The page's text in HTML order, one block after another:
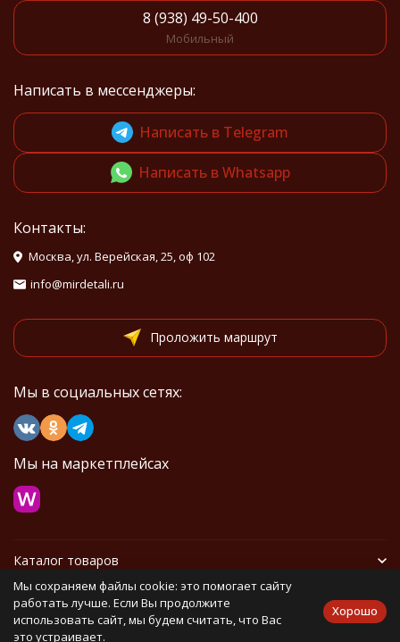
8 (938) 49-50-400
Мобильный
Написать в мессенджеры:
Написать в Telegram
Написать в Whatsapp
Контакты:
Москва, ул. Верейская, 25, оф 102
info@mirdetali.ru
Проложить маршрут
Мы в социальных сетях:
Мы на маркетплейсах
Каталог товаров
Информация
Мы сохраняем файлы cookie: это помогает сайту
работать лучше. Если Вы продолжите
использовать сайт, мы будем считать, что Вас
это устраивает.
Хорошо